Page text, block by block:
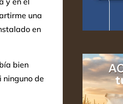
una
en
bien
ninguno de